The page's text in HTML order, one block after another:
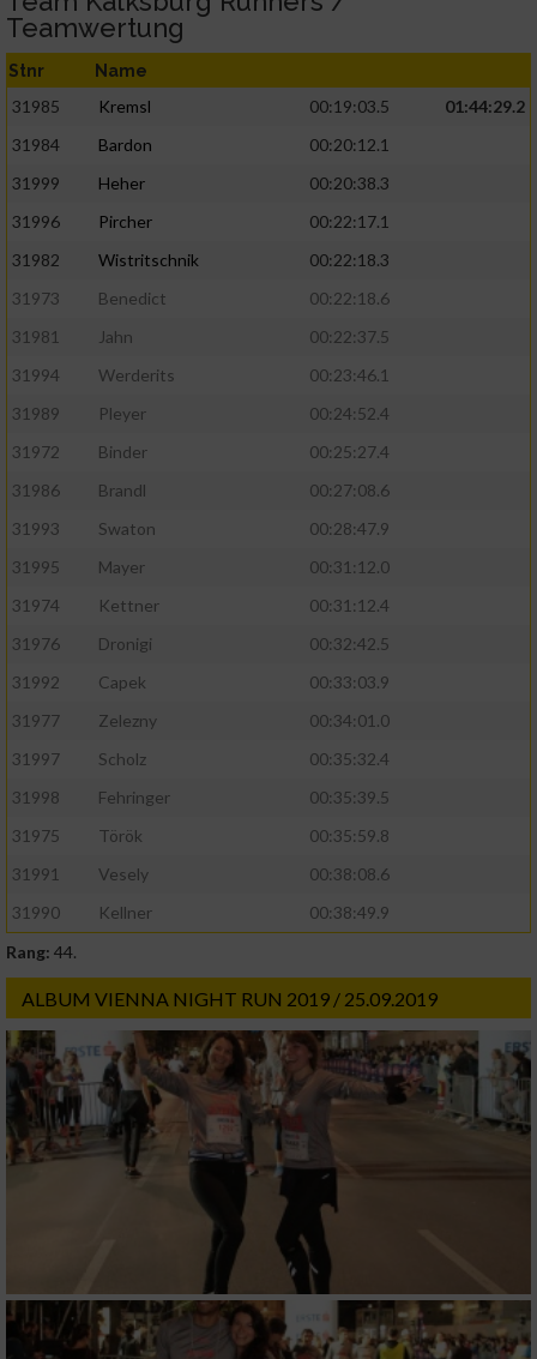
Teamwertung
Stnr Name
31985 Kremsl 00:19:03.5
01:44:29.2
31984
Bardon
00:20:12.1
31999
Heher
00:20:38.3
31996
Pircher
00:22:17.1
31982
Wistritschnik
00:22:18.3
31973
Benedict
00:22:18.6
31981
Jahn
00:22:37.5
31994
Werderits
00:23:46.1
31989
Pleyer
00:24:52.4
31972
Binder
00:25:27.4
31986
Brandl
00:27:08.6
31993
Swaton
00:28:47.9
31995
Mayer
00:31:12.0
31974
Kettner
00:31:12.4
31976
Dronigi
00:32:42.5
31992
Capek
00:33:03.9
31977
Zelezny
00:34:01.0
31997
Scholz
00:35:32.4
31998
Fehringer
00:35:39.5
31975
Török
00:35:59.8
31991
Vesely
00:38:08.6
31990
Kellner
00:38:49.9
Rang: 44.
ALBUM VIENNA NIGHT RUN 2019 / 25.09.2019